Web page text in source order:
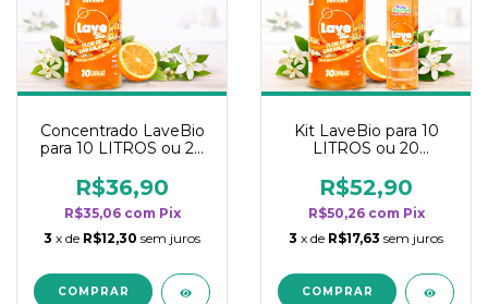
Concentrado LaveBio
para 10 LITROS ou 20
rendimento da
categoria - Flor de
Laranjeira
R$36,90
R$35,06 com Pix
3 x de R$12,30 sem juros
Kit LaveBio para 10
LITROS ou 20
rendimento da
categoria - Flor de
Laranjeira
R$52,90
R$50,26 com Pix
3 x de R$17,63 sem juros